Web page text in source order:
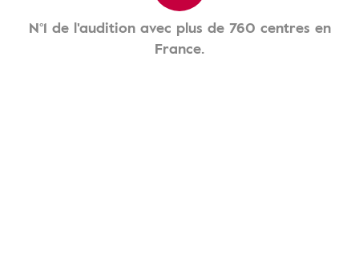
N°1 de l'audition avec plus de 760 centres en
France.